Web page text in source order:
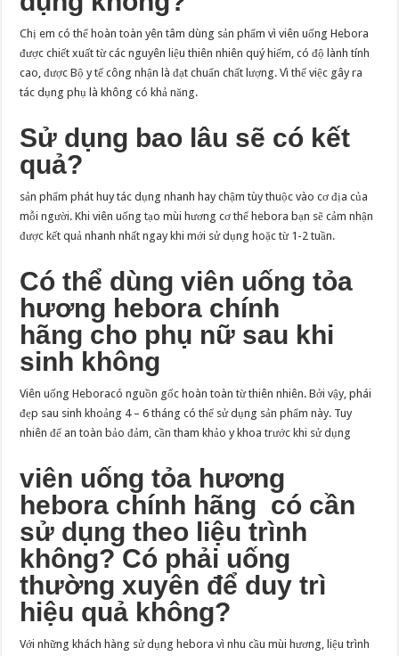
Chị em có thể hoàn toàn yên tâm dùng sản phẩm vì viên uống Hebora
được chiết xuất từ các nguyên liệu thiên nhiên quý hiếm, có độ lành tính
cao, được Bộ y tế công nhận là đạt chuẩn chất lượng. Vì thế việc gây ra
tác dụng phụ là không có khả năng.
Sử dụng bao lâu sẽ có kết
quả?
sản phẩm phát huy tác dụng nhanh hay chậm tùy thuộc vào cơ địa của
mỗi người. Khi viên uống tạo mùi hương cơ thể hebora bạn sẽ cảm nhận
được kết quả nhanh nhất ngay khi mới sử dụng hoặc từ 1-2 tuần.
Có thể dùng viên uống tỏa
hương hebora chính
hãng cho phụ nữ sau khi
sinh không
Viên uống Heboracó nguồn gốc hoàn toàn từ thiên nhiên. Bởi vậy, phái
đẹp sau sinh khoảng 4 – 6 tháng có thể sử dụng sản phẩm này. Tuy
nhiên để an toàn bảo đảm, cần tham khảo y khoa trước khi sử dụng
viên uống tỏa hương
hebora chính hãng có cần
sử dụng theo liệu trình
không? Có phải uống
thường xuyên để duy trì
hiệu quả không?
Với những khách hàng sử dụng hebora vì nhu cầu mùi hương, liệu trình